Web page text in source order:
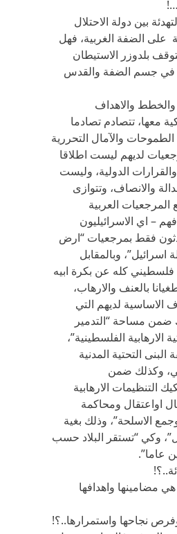
بين دولة الاحتلال
على الضفة الغربية، فهل
بلدوزر الاستيطان
في جسم الضفة والقدس
والاهداف
معها، تتصادم تصادما
والآمال التحررية
لديهم ليست اطلاقا
والقرارات الدولية، وليست
والانصاف، وتتوازى
المرجعيات العربية
– اي الاسرائيليون
فقط بمرجعيات “ارض
اسرائيل”، وبالمقابل
كله عن بكرة ابيه
بالعنف والارهاب،
الاساسية لديهم التي
ضمن مساحة “التدمير
الارهابية الفلسطينية”،
التحتية المدنية
وكذلك ضمن
الارهابية
اواعتقال ومحاكمة
الاسلحة”، وذلك بغية
وكي “تستقر البلاد حسب
عاما”.
مضامينها واهدافها
نجاحها واستمرارها..؟!